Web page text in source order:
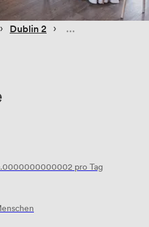
› Dublin 2 ›
pro Tag